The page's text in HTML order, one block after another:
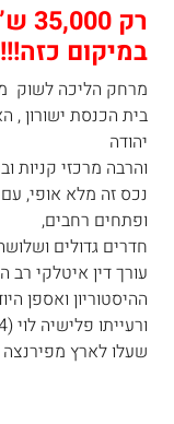
במיקום כזה!!!
מרחק הליכה לשוק
בית הכנסת ישורון ,
יהודה
והרבה מרכזי קניות
ופתחים רחבים,
חדרים גדולים
עורך דין איטלקי
ורעייתו פלישיה לוי (1917-2014),
שעלו לארץ